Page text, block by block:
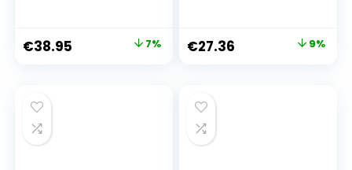
Protein, Low Sugar
Snack mit weißer
g
€38.95 7% €27.36 9%